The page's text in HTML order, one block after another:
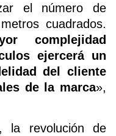
el número de
cuadrados.
complejidad
ejercerá un
del cliente
de la marca»,
la revolución de